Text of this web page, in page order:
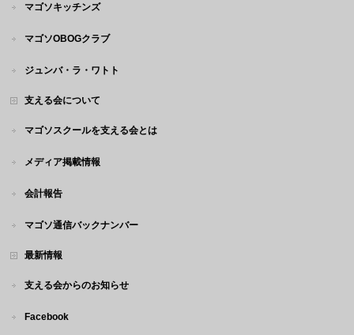
マゴソキッチンズ
マゴソOBOGクラブ
ジュンバ・ラ・ワトト
支える会について
マゴソスクールを支える会とは
メディア掲載情報
会計報告
マゴソ通信バックナンバー
最新情報
支える会からのお知らせ
Facebook